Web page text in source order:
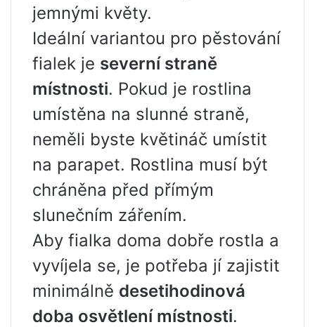
jemnými květy.
Ideální variantou pro pěstování
fialek je severní straně
místnosti. Pokud je rostlina
umístěna na slunné straně,
neměli byste květináč umístit
na parapet. Rostlina musí být
chráněna před přímým
slunečním zářením.
Aby fialka doma dobře rostla a
vyvíjela se, je potřeba jí zajistit
minimálně desetihodinová
doba osvětlení místnosti.